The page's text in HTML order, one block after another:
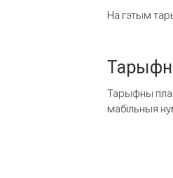
На гэтым
Тарыфны
мабільныя